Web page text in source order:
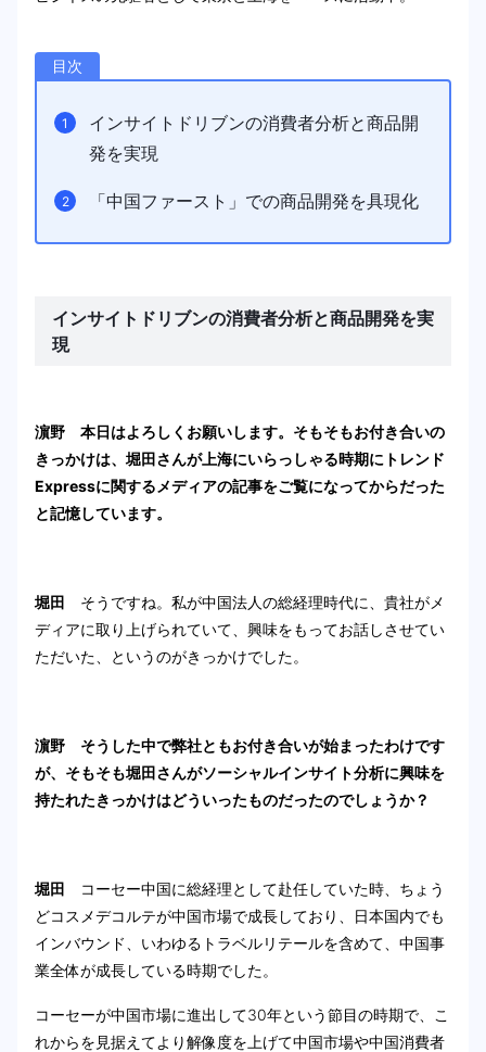
目次
インサイトドリブンの消費者分析と商品開
発を実現
「中国ファースト」での商品開発を具現化
インサイトドリブンの消費者分析と商品開発を実
現
濵野 本日はよろしくお願いします。そもそもお付き合いの
きっかけは、堀田さんが上海にいらっしゃる時期にトレンド
Expressに関するメディアの記事をご覧になってからだった
と記憶しています。
堀田 そうですね。私が中国法人の総経理時代に、貴社がメ
ディアに取り上げられていて、興味をもってお話しさせてい
ただいた、というのがきっかけでした。
濵野 そうした中で弊社ともお付き合いが始まったわけです
が、そもそも堀田さんがソーシャルインサイト分析に興味を
持たれたきっかけはどういったものだったのでしょうか？
堀田 コーセー中国に総経理として赴任していた時、ちょう
どコスメデコルテが中国市場で成長しており、日本国内でも
インバウンド、いわゆるトラベルリテールを含めて、中国事
業全体が成長している時期でした。
コーセーが中国市場に進出して30年という節目の時期で、こ
れからを見据えてより解像度を上げて中国市場や中国消費者